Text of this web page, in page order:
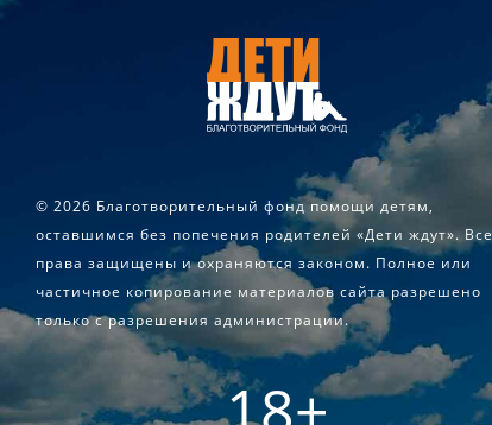
© 2026 Благотворительный фонд помощи детям,
оставшимся без попечения родителей «Дети ждут». Все
права защищены и охраняются законом. Полное или
частичное копирование материалов сайта разрешено
только с разрешения администрации.